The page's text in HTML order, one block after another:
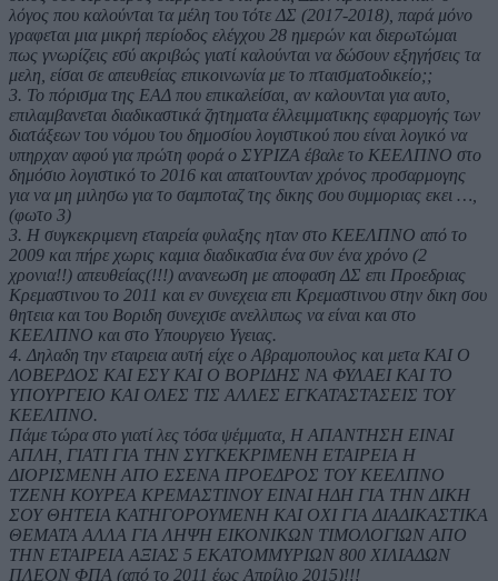
λόγος που καλούνται τα μέλη του τότε ΔΣ (2017-2018), παρά μόνο
γραφεται μια μικρή περίοδος ελέγχου 28 ημερών και διερωτώμαι
πως γνωρίζεις εσύ ακριβώς γιατί καλούνται να δώσουν εξηγήσεις τα
μελη, είσαι σε απευθείας επικοινωνία με το πταισματοδικείο;;
3. Το πόρισμα της ΕΑΔ που επικαλείσαι, αν καλουνται για αυτο,
επιλαμβανεται διαδικαστικά ζητηματα έλλειμματικης εφαρμογής των
διατάξεων του νόμου του δημοσίου λογιστικού που είναι λογικό να
υπηρχαν αφού για πρώτη φορά ο ΣΥΡΙΖΑ έβαλε το ΚΕΕΛΠΝΟ στο
δημόσιο λογιστικό το 2016 και απαιτουνταν χρόνος προσαρμογης
για να μη μιλησω για το σαμποταζ της δικης σου συμμοριας εκει …,
(φωτο 3)
3. Η συγκεκριμενη εταιρεία φυλαξης ηταν στο ΚΕΕΛΠΝΟ από το
2009 και πήρε χωρις καμια διαδικασια ένα συν ένα χρόνο (2
χρονια!!) απευθείας(!!!) ανανεωση με αποφαση ΔΣ επι Προεδριας
Κρεμαστινου το 2011 και εν συνεχεια επι Κρεμαστινου στην δικη σου
θητεια και του Βοριδη συνεχισε ανελλιπως να είναι και στο
ΚΕΕΛΠΝΟ και στο Υπουργειο Υγειας.
4. Δηλαδη την εταιρεια αυτή είχε ο Αβραμοπουλος και μετα ΚΑΙ Ο
ΛΟΒΕΡΔΟΣ ΚΑΙ ΕΣΥ ΚΑΙ Ο ΒΟΡΙΔΗΣ ΝΑ ΦΥΛΑΕΙ ΚΑΙ ΤΟ
ΥΠΟΥΡΓΕΙΟ ΚΑΙ ΟΛΕΣ ΤΙΣ ΑΛΛΕΣ ΕΓΚΑΤΑΣΤΑΣΕΙΣ ΤΟΥ
ΚΕΕΛΠΝΟ.
Πάμε τώρα στο γιατί λες τόσα ψέμματα, Η ΑΠΑΝΤΗΣΗ ΕΙΝΑΙ
ΑΠΛΗ, ΓΙΑΤΙ ΓΙΑ ΤΗΝ ΣΥΓΚΕΚΡΙΜΕΝΗ ΕΤΑΙΡΕΙΑ Η
ΔΙΟΡΙΣΜΕΝΗ ΑΠΟ ΕΣΕΝΑ ΠΡΟΕΔΡΟΣ ΤΟΥ ΚΕΕΛΠΝΟ
ΤΖΕΝΗ ΚΟΥΡΕΑ ΚΡΕΜΑΣΤΙΝΟΥ ΕΙΝΑΙ ΗΔΗ ΓΙΑ ΤΗΝ ΔΙΚΗ
ΣΟΥ ΘΗΤΕΙΑ ΚΑΤΗΓΟΡΟΥΜΕΝΗ ΚΑΙ ΟΧΙ ΓΙΑ ΔΙΑΔΙΚΑΣΤΙΚΑ
ΘΕΜΑΤΑ ΑΛΛΑ ΓΙΑ ΛΗΨΗ ΕΙΚΟΝΙΚΩΝ ΤΙΜΟΛΟΓΙΩΝ ΑΠΟ
ΤΗΝ ΕΤΑΙΡΕΙΑ ΑΞΙΑΣ 5 ΕΚΑΤΟΜΜΥΡΙΩΝ 800 ΧΙΛΙΑΔΩΝ
ΠΛΕΟΝ ΦΠΑ (από το 2011 έως Απρίλιο 2015)!!!